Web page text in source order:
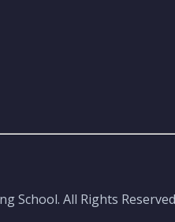
School. All Rights